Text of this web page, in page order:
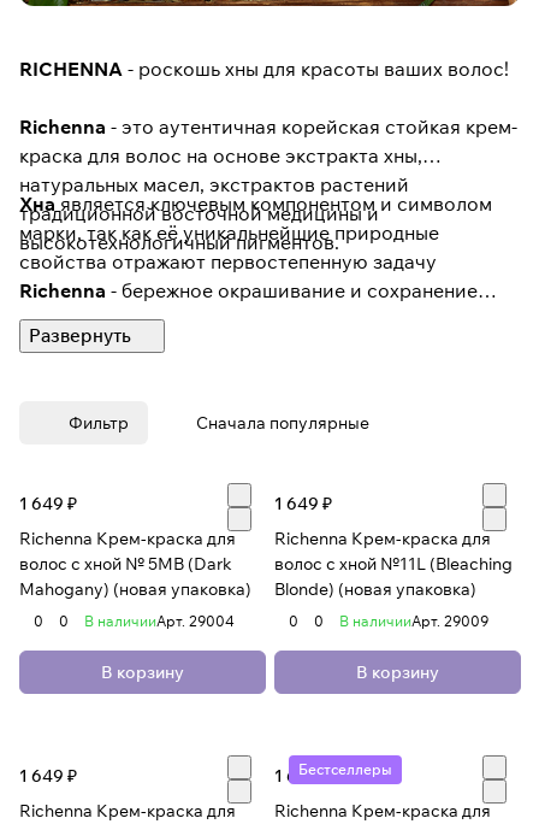
RICHENNA - роскошь хны для красоты ваших волос!
Richenna - это аутентичная корейская стойкая крем-
краска для волос на основе экстракта хны,
натуральных масел, экстрактов растений
традиционной восточной медицины и
высокотехнологичный пигментов.
Хна является ключевым компонентом и символом
марки, так как её уникальнейшие природные
свойства отражают первостепенную задачу
Richenna - бережное окрашивание и сохранение
здоровья волос.
Фильтр Сначала популярные
1 649 ₽
Richenna Крем-краска для
волос с хной № 5MB (Dark
Mahogany) (новая упаковка)
0 0 В наличииАрт. 29004
В корзину
1 649 ₽
Richenna Крем-краска для
волос с хной №11L (Bleaching
Blonde) (новая упаковка)
0 0 В наличииАрт. 29009
В корзину
1 649 ₽
Richenna Крем-краска для
Бестселлеры
1 649 ₽
Richenna Крем-краска для